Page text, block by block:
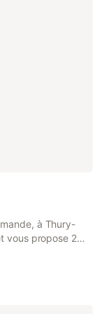
à Thury-
vous propose 2
privé. Vous
et une carte